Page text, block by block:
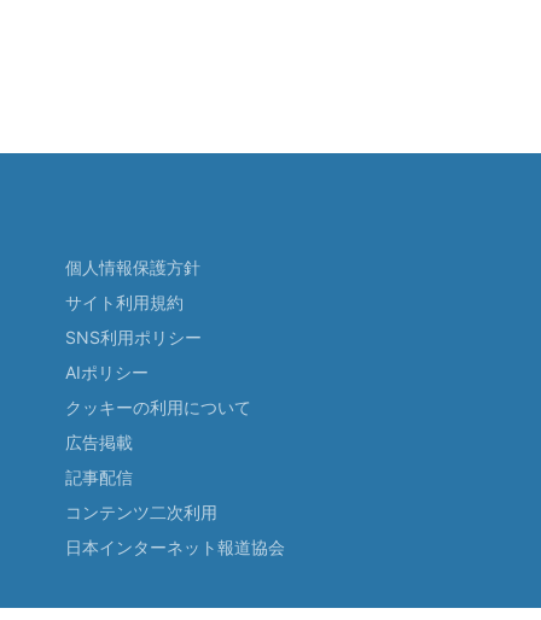
個人情報保護方針
サイト利用規約
SNS利用ポリシー
AIポリシー
クッキーの利用について
広告掲載
記事配信
コンテンツ二次利用
日本インターネット報道協会